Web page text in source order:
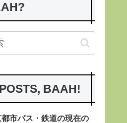
BAAH!
都市バス・鉄道の現在の